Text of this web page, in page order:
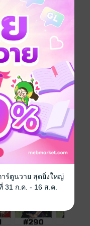
แฟนตาซี
ZERO (รายตอน)
pdf
25 ตุลาคม 2566
22 หน้า
10 บาท
ดูทั้งหมด
าร์ตูนวาย สุดยิ่งใหญ่
31 ก.ค. - 16 ส.ค.